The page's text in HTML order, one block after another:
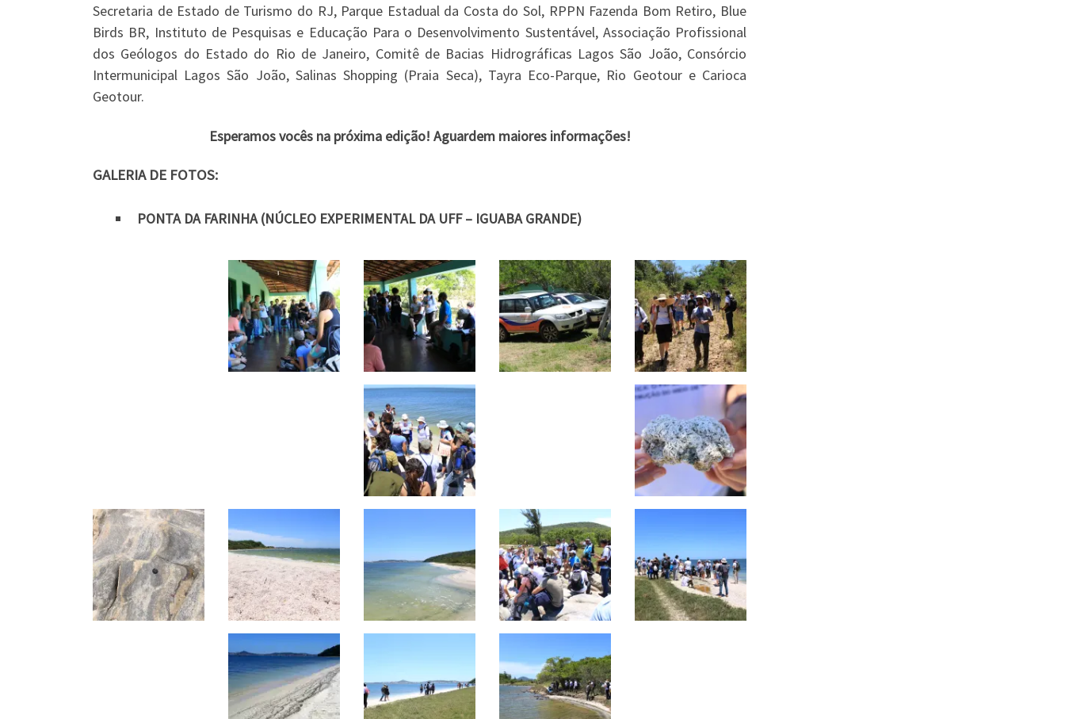
Secretaria de Estado de Turismo do RJ, Parque Estadual da Costa do Sol, RPPN Fazenda Bom Retiro, Blue
Birds BR, Instituto de Pesquisas e Educação Para o Desenvolvimento Sustentável, Associação Profissional
dos Geólogos do Estado do Rio de Janeiro, Comitê de Bacias Hidrográficas Lagos São João, Consórcio
Intermunicipal Lagos São João, Salinas Shopping (Praia Seca), Tayra Eco-Parque, Rio Geotour e Carioca
Geotour.
Esperamos vocês na próxima edição! Aguardem maiores informações!
GALERIA DE FOTOS:
PONTA DA FARINHA (NÚCLEO EXPERIMENTAL DA UFF – IGUABA GRANDE)